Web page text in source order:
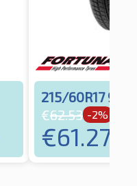
215/60R17 96H
€62.53 -2%
€61.27